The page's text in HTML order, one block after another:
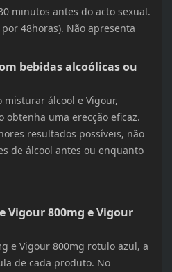
minutos antes do acto sexual.
48horas). Não apresenta
bebidas alcoólicas ou
misturar álcool e Vigour,
obtenha uma erecção eficaz.
resultados possíveis, não
de álcool antes ou enquanto
Vigour 800mg e Vigour
e Vigour 800mg rotulo azul, a
de cada produto. No